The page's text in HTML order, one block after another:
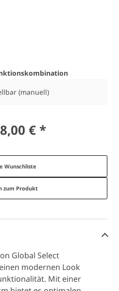
(manuell)
€ *
Wunschliste
zum Produkt
Global Select
modernen Look
Mit einer